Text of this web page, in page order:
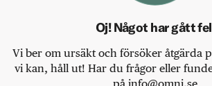
Oj! Något har gått
Vi ber om ursäkt och försöker åtgärda
vi kan, håll ut! Har du frågor eller